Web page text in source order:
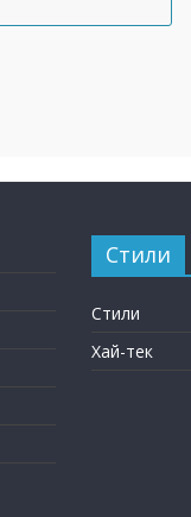
Стили
Стили
Хай-тек